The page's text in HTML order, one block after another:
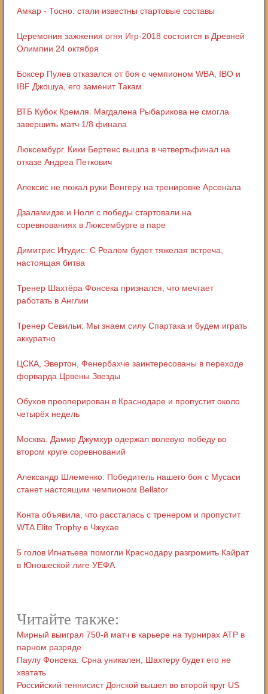
Амкар - Тосно: стали известны стартовые составы
Церемония зажжения огня Игр-2018 состоится в Древней
Олимпии 24 октября
Боксер Пулев отказался от боя с чемпионом WBA, IBO и
IBF Джошуа, его заменит Такам
ВТБ Кубок Кремля. Магдалена Рыбарикова не смогла
завершить матч 1/8 финала
Люксембург. Кики Бертенс вышла в четвертьфинал на
отказе Андреа Петкович
Алексис не пожал руки Венгеру на тренировке Арсенала
Дзаламидзе и Нолл с победы стартовали на
соревнованиях в Люксембурге в паре
Димитрис Итудис: C Реалом будет тяжелая встреча,
настоящая битва
Тренер Шахтёра Фонсека признался, что мечтает
работать в Англии
Тренер Севильи: Мы знаем силу Спартака и будем играть
аккуратно
ЦСКА, Эвертон, Фенербахче заинтересованы в переходе
форварда Црвены Звезды
Обухов прооперирован в Краснодаре и пропустит около
четырёх недель
Москва. Дамир Джумхур одержал волевую победу во
втором круге соревнований
Александр Шлеменко: Победитель нашего боя с Мусаси
станет настоящим чемпионом Bellator
Конта объявила, что рассталась с тренером и пропустит
WTA Elite Trophy в Чжухае
5 голов Игнатьева помогли Краснодару разгромить Кайрат
в Юношеской лиге УЕФА
Читайте также:
Мирный выиграл 750-й матч в карьере на турнирах АТР в
парном разряде
Паулу Фонсека: Срна уникален, Шахтеру будет его не
хватать
Российский теннисист Донской вышел во второй круг US